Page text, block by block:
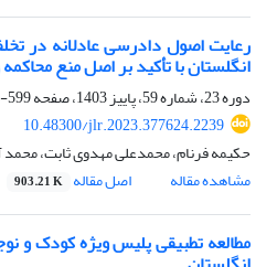
رعایت اصول دادرسی عادلانه در
انگلستان با تأکید بر اصل منع
دوره 23، شماره 59، پاییز 1403، صفحه
599-626
10.48300/jlr.2023.377624.2239
حکیمه فرنام، محمدعلی مهدوی ثابت،
مشاهده مقاله
اصل مقاله 903.21 K
مطالعه تطبیقی پلیس ویژه کودک و